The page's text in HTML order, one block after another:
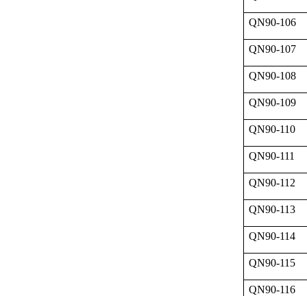
QN90-106
QN90-107
QN90-108
QN90-109
QN90-110
QN90-111
QN90-112
QN90-113
QN90-114
QN90-115
QN90-116